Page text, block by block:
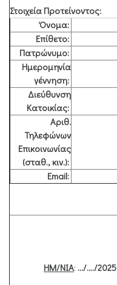
Στοιχεία Προτείνοντος:
Όνομα:
Επίθετο:
Πατρώνυμο:
Ημερομηνία
γέννηση:
Διεύθυνση
Κατοικίας:
Αριθ.
Τηλεφώνων
Επικοινωνίας
(σταθ., κιν.):
Email:
ΗΜ/ΝΙΑ: …/…./2025